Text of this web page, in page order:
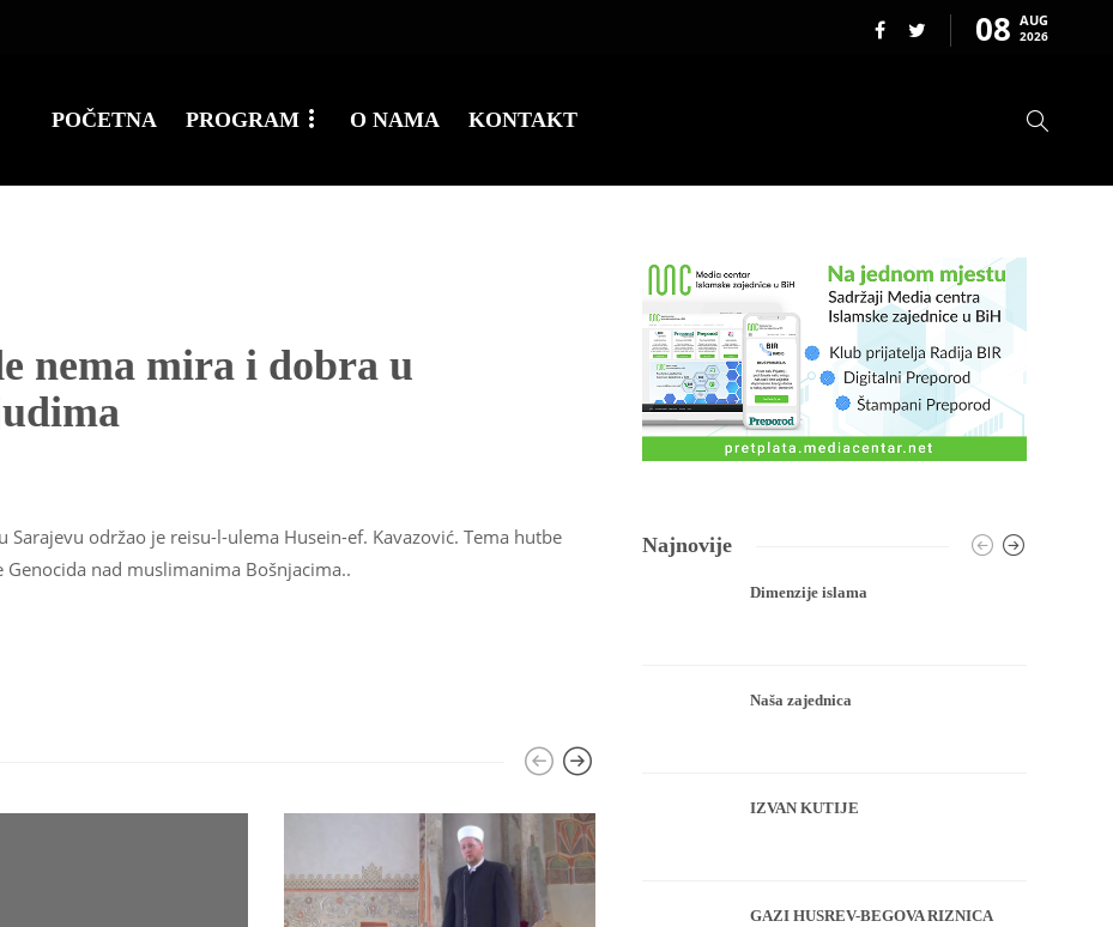
08 AUG
2026
POČETNA PROGRAM O NAMA KONTAKT
nema mira i dobra u
održao je reisu-l-ulema Husein-ef. Kavazović. Tema hutbe
nad muslimanima Bošnjacima..
Najnovije
Dimenzije islama
Naša zajednica
IZVAN KUTIJE
GAZI HUSREV-BEGOVA RIZNICA